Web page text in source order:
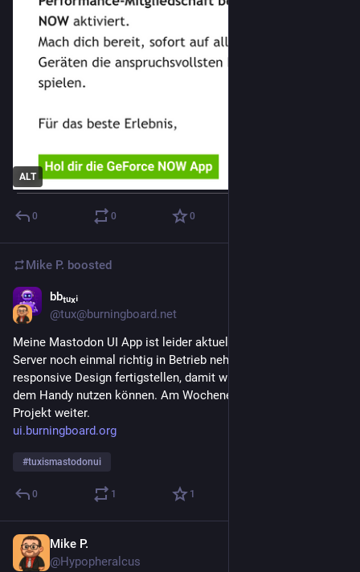
ALT
0 0 0
Mike P. boosted
bbₜᵤₓᵢ
@tux@burningboard.net
Meine Mastodon UI App ist leider aktuell offline. Ich muss den
Server noch einmal richtig in Betrieb nehmen und das
responsive Design fertigstellen, damit wir das Ganze auch auf
dem Handy nutzen können. Am Wochenende geht es mit dem
Projekt weiter.
ui.burningboard.org
#tuxismastodonui
0 1 1
Mike P.
@Hypopheralcus